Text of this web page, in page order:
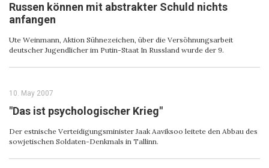
Russen können mit abstrakter Schuld nichts
anfangen
Ute Weinmann, Aktion Sühnezeichen, über die Versöhnungsarbeit
deutscher Jugendlicher im Putin-Staat In Russland wurde der 9.
10. May 2007
"Das ist psychologischer Krieg"
Der estnische Verteidigungsminister Jaak Aaviksoo leitete den Abbau des
sowjetischen Soldaten-Denkmals in Tallinn.